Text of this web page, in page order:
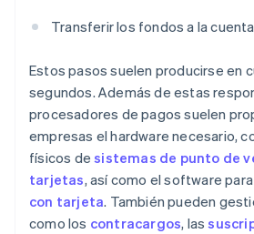
Transferir los fondos a la
Estos pasos suelen producirse en
segundos. Además de estas
procesadores de pagos suelen
empresas el hardware necesario,
físicos desistemas de punto de
tarjetas, así como el software para
con tarjeta. También pueden
como los contracargos, las